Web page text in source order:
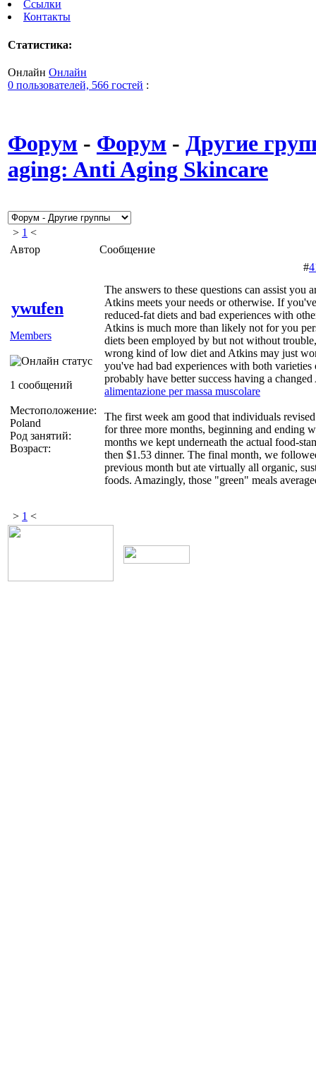
Ссылки
Контакты
Статистика:
Онлайн Онлайн
0 пользователей, 566 гостей :
Форум - Форум - Другие
aging: Anti Aging Skincare
> 1 <
Автор
Сообщение
ywufen
Members
1 сообщений
Местоположение:
Poland
Род занятий:
Возраст:
#
The answers to these questions can assist you
Atkins meets your needs or otherwise. If
reduced-fat diets and bad experiences with
Atkins is much more than likely not for you
diets been employed by but not without
wrong kind of low diet and Atkins may just
you've had bad experiences with both
probably have better success having a
alimentazione per massa muscolare
The first week am good that individuals
for three more months, beginning and ending
months we kept underneath the actual food-
then $1.53 dinner. The final month, we
previous month but ate virtually all organic,
foods. Amazingly, those "green" meals
> 1 <